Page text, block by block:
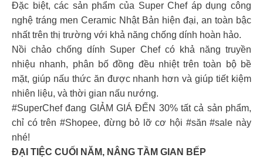
Đặc biệt, các sản phẩm của Super Chef áp dụng công
nghệ tráng men Ceramic Nhật Bản hiện đại, an toàn bậc
nhất trên thị trường với khả năng chống dính hoàn hảo.
Nồi chảo chống dính Super Chef có khả năng truyền
nhiệu nhanh, phân bố đồng đều nhiệt trên toàn bộ bề
mặt, giúp nấu thức ăn được nhanh hơn và giúp tiết kiệm
nhiên liệu, và thời gian nấu nướng.
#SuperChef đang GIẢM GIÁ ĐẾN 30% tất cả sản phẩm,
chỉ có trên #Shopee, đừng bỏ lỡ cơ hội #săn #sale này
nhé!
ĐẠI TIỆC CUỐI NĂM, NÂNG TẦM GIAN BẾP